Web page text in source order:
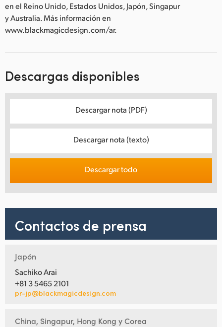
en el Reino Unido, Estados Unidos, Japón, Singapur
y Australia. Más información en
www.blackmagicdesign.com/ar.
Descargas disponibles
Descargar nota (PDF)
Descargar nota (texto)
Descargar todo
Contactos de prensa
Japón
Sachiko Arai
+81 3 5465 2101
pr-jp@blackmagicdesign.com
China, Singapur, Hong Kong y Corea